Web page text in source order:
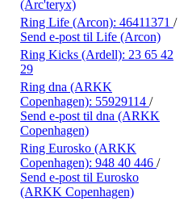
(Arc'teryx)
Ring Life (Arcon): 46411371 /
Send e-post til Life (Arcon)
Ring Kicks (Ardell): 23 65 42
29
Ring dna (ARKK
Copenhagen): 55929114 /
Send e-post til dna (ARKK
Copenhagen)
Ring Eurosko (ARKK
Copenhagen): 948 40 446 /
Send e-post til Eurosko
(ARKK Copenhagen)